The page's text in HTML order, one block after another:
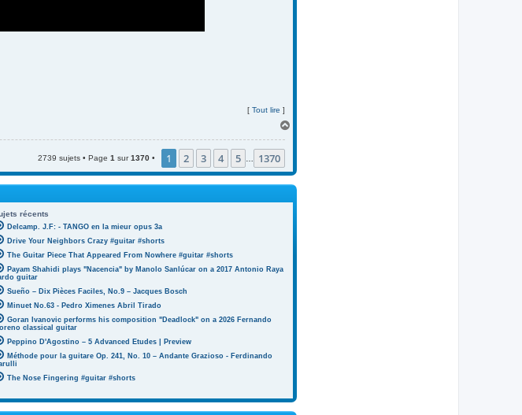
[ Tout lire ]
2739 sujets • Page 1 sur1370 • 1 2 3 4 5 1370
récents
Delcamp. J.F: - TANGO en la mieur opus 3a
Drive Your Neighbors Crazy #guitar #shorts
The Guitar Piece That Appeared From Nowhere #guitar #shorts
Payam Shahidi plays "Nacencia" by Manolo Sanlúcar on a 2017 Antonio Raya
guitar
Sueño – Dix Pièces Faciles, No.9 – Jacques Bosch
Minuet No.63 - Pedro Ximenes Abril Tirado
Goran Ivanovic performs his composition "Deadlock" on a 2026 Fernando
classical guitar
Peppino D'Agostino – 5 Advanced Etudes | Preview
Méthode pour la guitare Op. 241, No. 10 – Andante Grazioso - Ferdinando
The Nose Fingering #guitar #shorts